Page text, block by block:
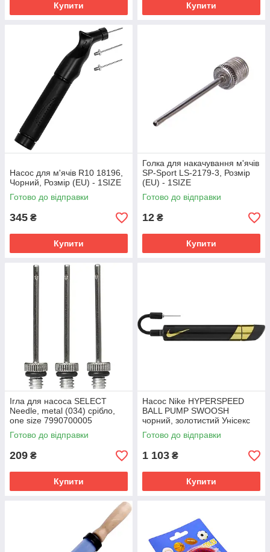
Купити Купити
Насос для м'ячів R10 18196,
Чорний, Розмір (EU) - 1SIZE
Готово до відправки
345 ₴
Купити
Голка для накачування м'ячів
SP-Sport LS-2179-3, Розмір
(EU) - 1SIZE
Готово до відправки
12 ₴
Купити
Ігла для насоса SELECT
Needle, metal (034) срібло,
one size 7990700005
Готово до відправки
209 ₴
Купити
Насос Nike HYPERSPEED
BALL PUMP SWOOSH
чорний, золотистий Унісекс
One Size N.100.2867.073.NS
Готово до відправки
1 103 ₴
Купити